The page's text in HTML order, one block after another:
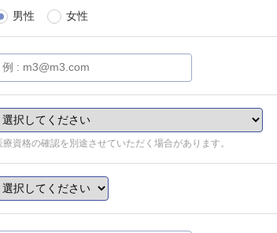
男性 女性
療資格の確認を別途させていただく場合があります。